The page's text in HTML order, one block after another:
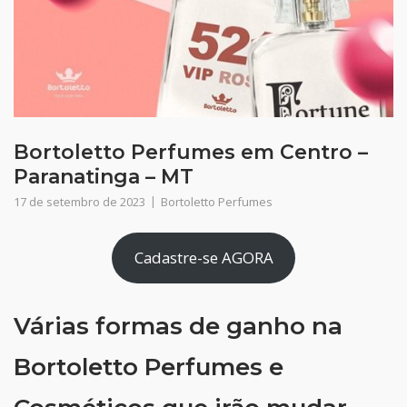
Bortoletto Perfumes em Centro –
Paranatinga – MT
17 de setembro de 2023 Bortoletto Perfumes
Cadastre-se AGORA
Várias formas de ganho na
Bortoletto Perfumes e